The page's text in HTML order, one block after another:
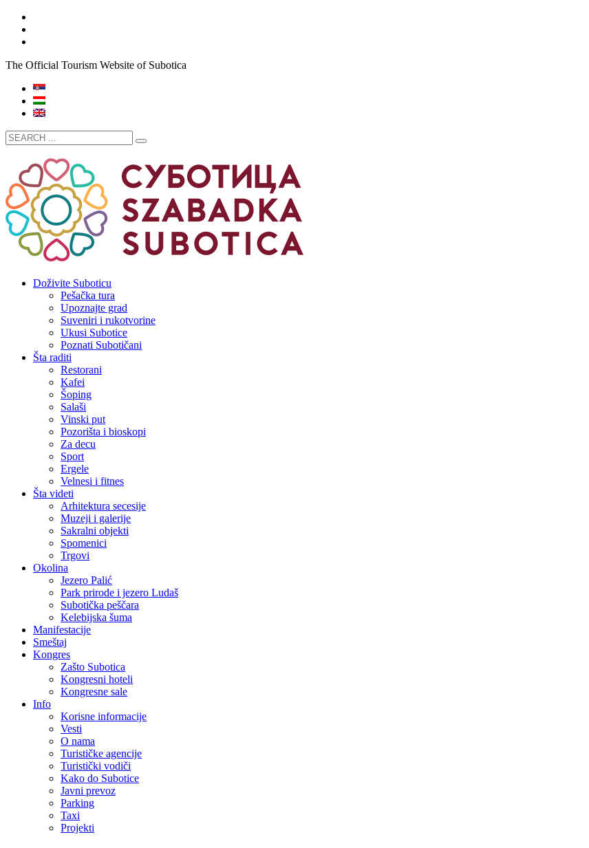
The Official Tourism Website of Subotica
Doživite Suboticu
Pešačka tura
Upoznajte grad
Suveniri i rukotvorine
Ukusi Subotice
Poznati Subotičani
Šta raditi
Restorani
Kafei
Šoping
Salaši
Vinski put
Pozorišta i bioskopi
Za decu
Sport
Ergele
Velnesi i fitnes
Šta videti
Arhitektura secesije
Muzeji i galerije
Sakralni objekti
Spomenici
Trgovi
Okolina
Jezero Palić
Park prirode i jezero Ludaš
Subotička peščara
Kelebijska šuma
Manifestacije
Smeštaj
Kongres
Zašto Subotica
Kongresni hoteli
Kongresne sale
Info
Korisne informacije
Vesti
O nama
Turističke agencije
Turistički vodiči
Kako do Subotice
Javni prevoz
Parking
Taxi
Projekti